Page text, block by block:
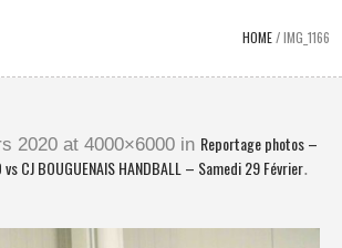
HOME/IMG_1166
2020 at 4000×6000 in Reportage photos –
vs CJ BOUGUENAIS HANDBALL – Samedi 29 Février.